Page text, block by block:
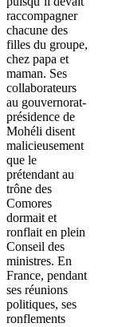
raccompagner
chacune des
filles du groupe,
chez papa et
maman. Ses
collaborateurs
au gouvernorat-
présidence de
Mohéli disent
malicieusement
que le
prétendant au
trône des
Comores
dormait et
ronflait en plein
Conseil des
ministres. En
France, pendant
ses réunions
politiques, ses
ronflements